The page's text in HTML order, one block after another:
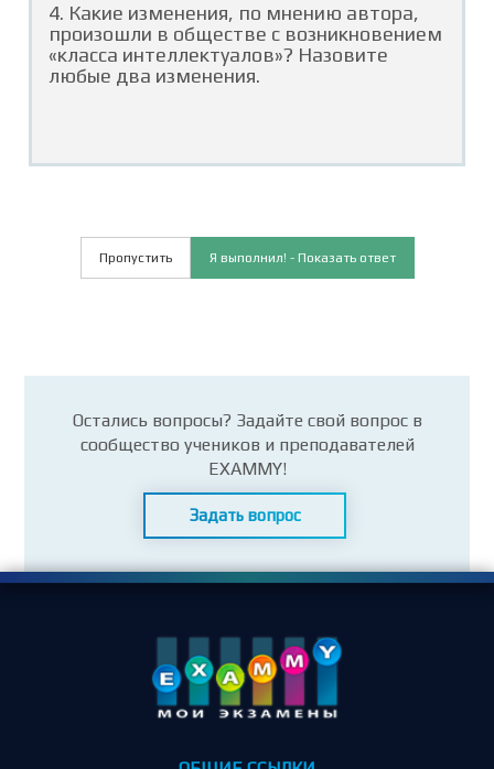
4. Какие изменения, по мнению автора,
произошли в обществе с возникновением
«класса интеллектуалов»? Назовите
любые два изменения.
Пропустить Я выполнил! - Показать ответ
Остались вопросы? Задайте свой вопрос в
сообщество учеников и преподавателей
EXAMMY!
Задать вопрос